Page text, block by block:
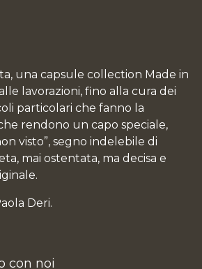
una capsule collection Made in
lavorazioni, fino alla cura dei
particolari che fanno la
rendono un capo speciale,
visto”, segno indelebile di
mai ostentata, ma decisa e
Deri.
con noi